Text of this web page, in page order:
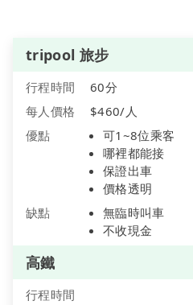
tripool 旅步
行程時間
60分
每人價格
$460/人
優點
可1~8位乘客
哪裡都能接
保證出車
價格透明
缺點
無臨時叫車
不收現金
高鐵
行程時間